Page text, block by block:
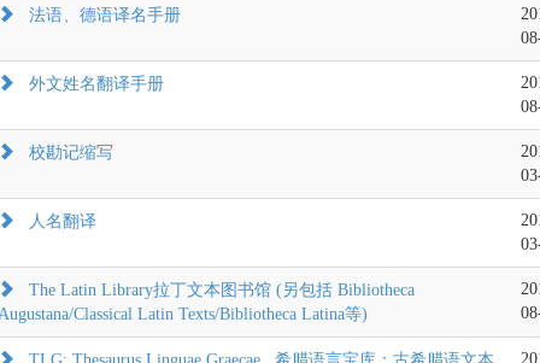
法语、德语译名手册
外文姓名翻译手册
校勘记缩写
人名翻译
The Latin Library拉丁文本图书馆 (另包括 Bibliotheca
Classical Latin Texts/Bibliotheca Latina等)